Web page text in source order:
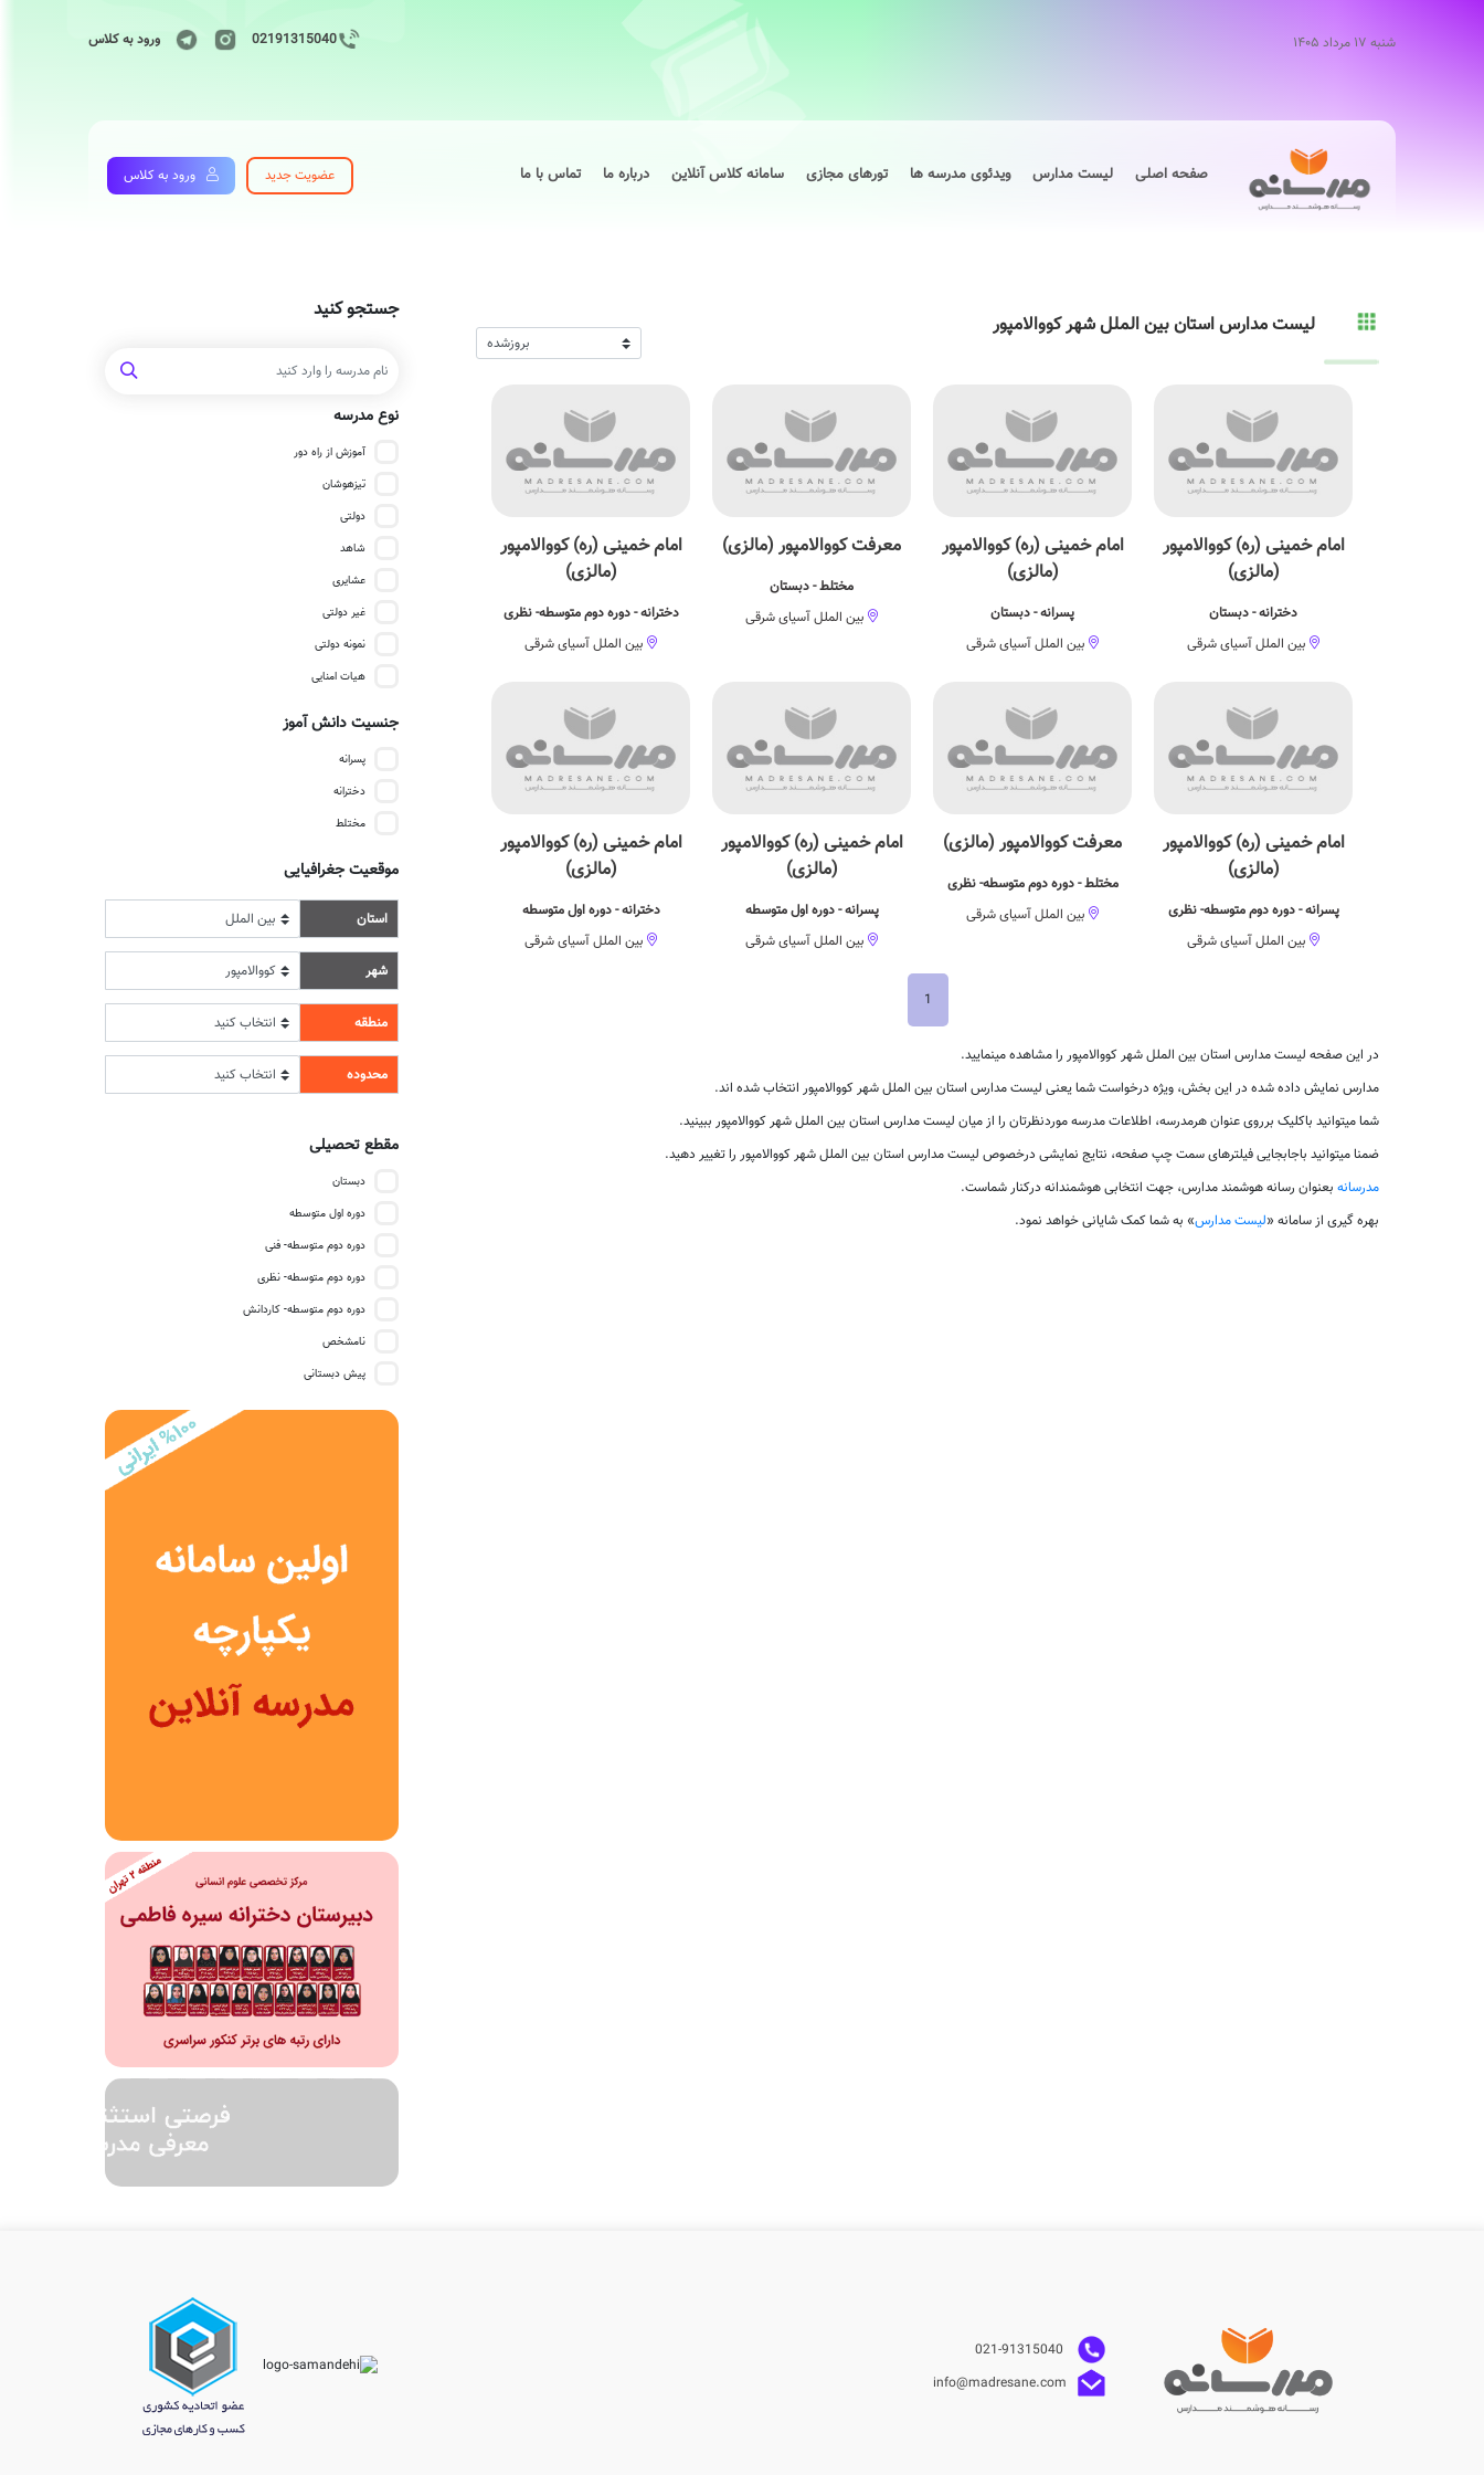
شنبه ۱۷ مرداد ۱۴۰۵ 02191315040 ورود به کلاس
صفحه اصلی لیست مدارس ویدئوی مدرسه ها تورهای مجازی سامانه کلاس آنلاین درباره ما تماس با ما عضویت جدید ورود به کلاس
جستجو کنید
نوع مدرسه
آموزش از راه دور
تیزهوشان
دولتی
شاهد
عشایری
غیر دولتی
نمونه دولتی
هیات امنایی
جنسیت دانش آموز
پسرانه
دخترانه
مختلط
موقعیت جغرافیایی
استان
شهر
منطقه
محدوده
مقطع تحصیلی
دبستان
دوره اول متوسطه
دوره دوم متوسطه- فنی
دوره دوم متوسطه- نظری
دوره دوم متوسطه- کاردانش
نامشخص
پیش دبستانی
لیست مدارس استان بین الملل شهر کووالامپور
امام خمینی (ره) کووالامپور
(مالزی)
دخترانه - دبستان
بین الملل آسیای شرقی
امام خمینی (ره) کووالامپور
(مالزی)
پسرانه - دبستان
بین الملل آسیای شرقی
معرفت کووالامپور (مالزی)
مختلط - دبستان
بین الملل آسیای شرقی
امام خمینی (ره) کووالامپور
(مالزی)
دخترانه - دوره دوم متوسطه- نظری
بین الملل آسیای شرقی
امام خمینی (ره) کووالامپور
(مالزی)
پسرانه - دوره دوم متوسطه- نظری
بین الملل آسیای شرقی
معرفت کووالامپور (مالزی)
مختلط - دوره دوم متوسطه- نظری
بین الملل آسیای شرقی
امام خمینی (ره) کووالامپور
(مالزی)
پسرانه - دوره اول متوسطه
بین الملل آسیای شرقی
امام خمینی (ره) کووالامپور
(مالزی)
دخترانه - دوره اول متوسطه
بین الملل آسیای شرقی
1
در این صفحه لیست مدارس استان بین الملل شهر کووالامپور را مشاهده مینمایید.
مدارس نمایش داده شده در این بخش، ویژه درخواست شما یعنی لیست مدارس استان بین الملل شهر کووالامپور انتخاب شده اند.
شما میتوانید باکلیک برروی عنوان هرمدرسه، اطلاعات مدرسه موردنظرتان را از میان لیست مدارس استان بین الملل شهر کووالامپور ببینید.
ضمنا میتوانید باجابجایی فیلترهای سمت چپ صفحه، نتایج نمایشی درخصوص لیست مدارس استان بین الملل شهر کووالامپور را تغییر دهید.
مدرسانه بعنوان رسانه هوشمند مدارس، جهت انتخابی هوشمندانه درکنار شماست.
بهره گیری از سامانه «لیست مدارس» به شما کمک شایانی خواهد نمود.
info@madresane.com